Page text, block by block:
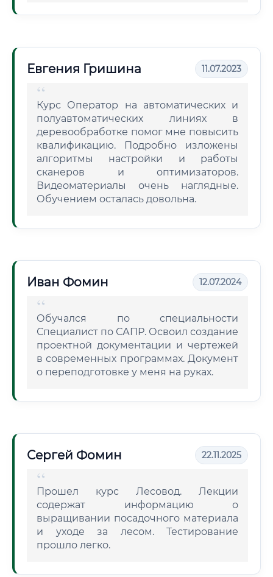
Евгения Гришина 11.07.2023
Курс Оператор на автоматических и
полуавтоматических линиях в
деревообработке помог мне повысить
квалификацию. Подробно изложены
алгоритмы настройки и работы
сканеров и оптимизаторов.
Видеоматериалы очень наглядные.
Обучением осталась довольна.
Иван Фомин 12.07.2024
Обучался по специальности
Специалист по САПР. Освоил создание
проектной документации и чертежей
в современных программах. Документ
о переподготовке у меня на руках.
Сергей Фомин 22.11.2025
Прошел курс Лесовод. Лекции
содержат информацию о
выращивании посадочного материала
и уходе за лесом. Тестирование
прошло легко.